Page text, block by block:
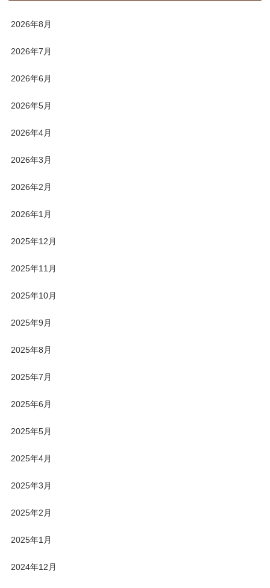
2026年8月
2026年7月
2026年6月
2026年5月
2026年4月
2026年3月
2026年2月
2026年1月
2025年12月
2025年11月
2025年10月
2025年9月
2025年8月
2025年7月
2025年6月
2025年5月
2025年4月
2025年3月
2025年2月
2025年1月
2024年12月